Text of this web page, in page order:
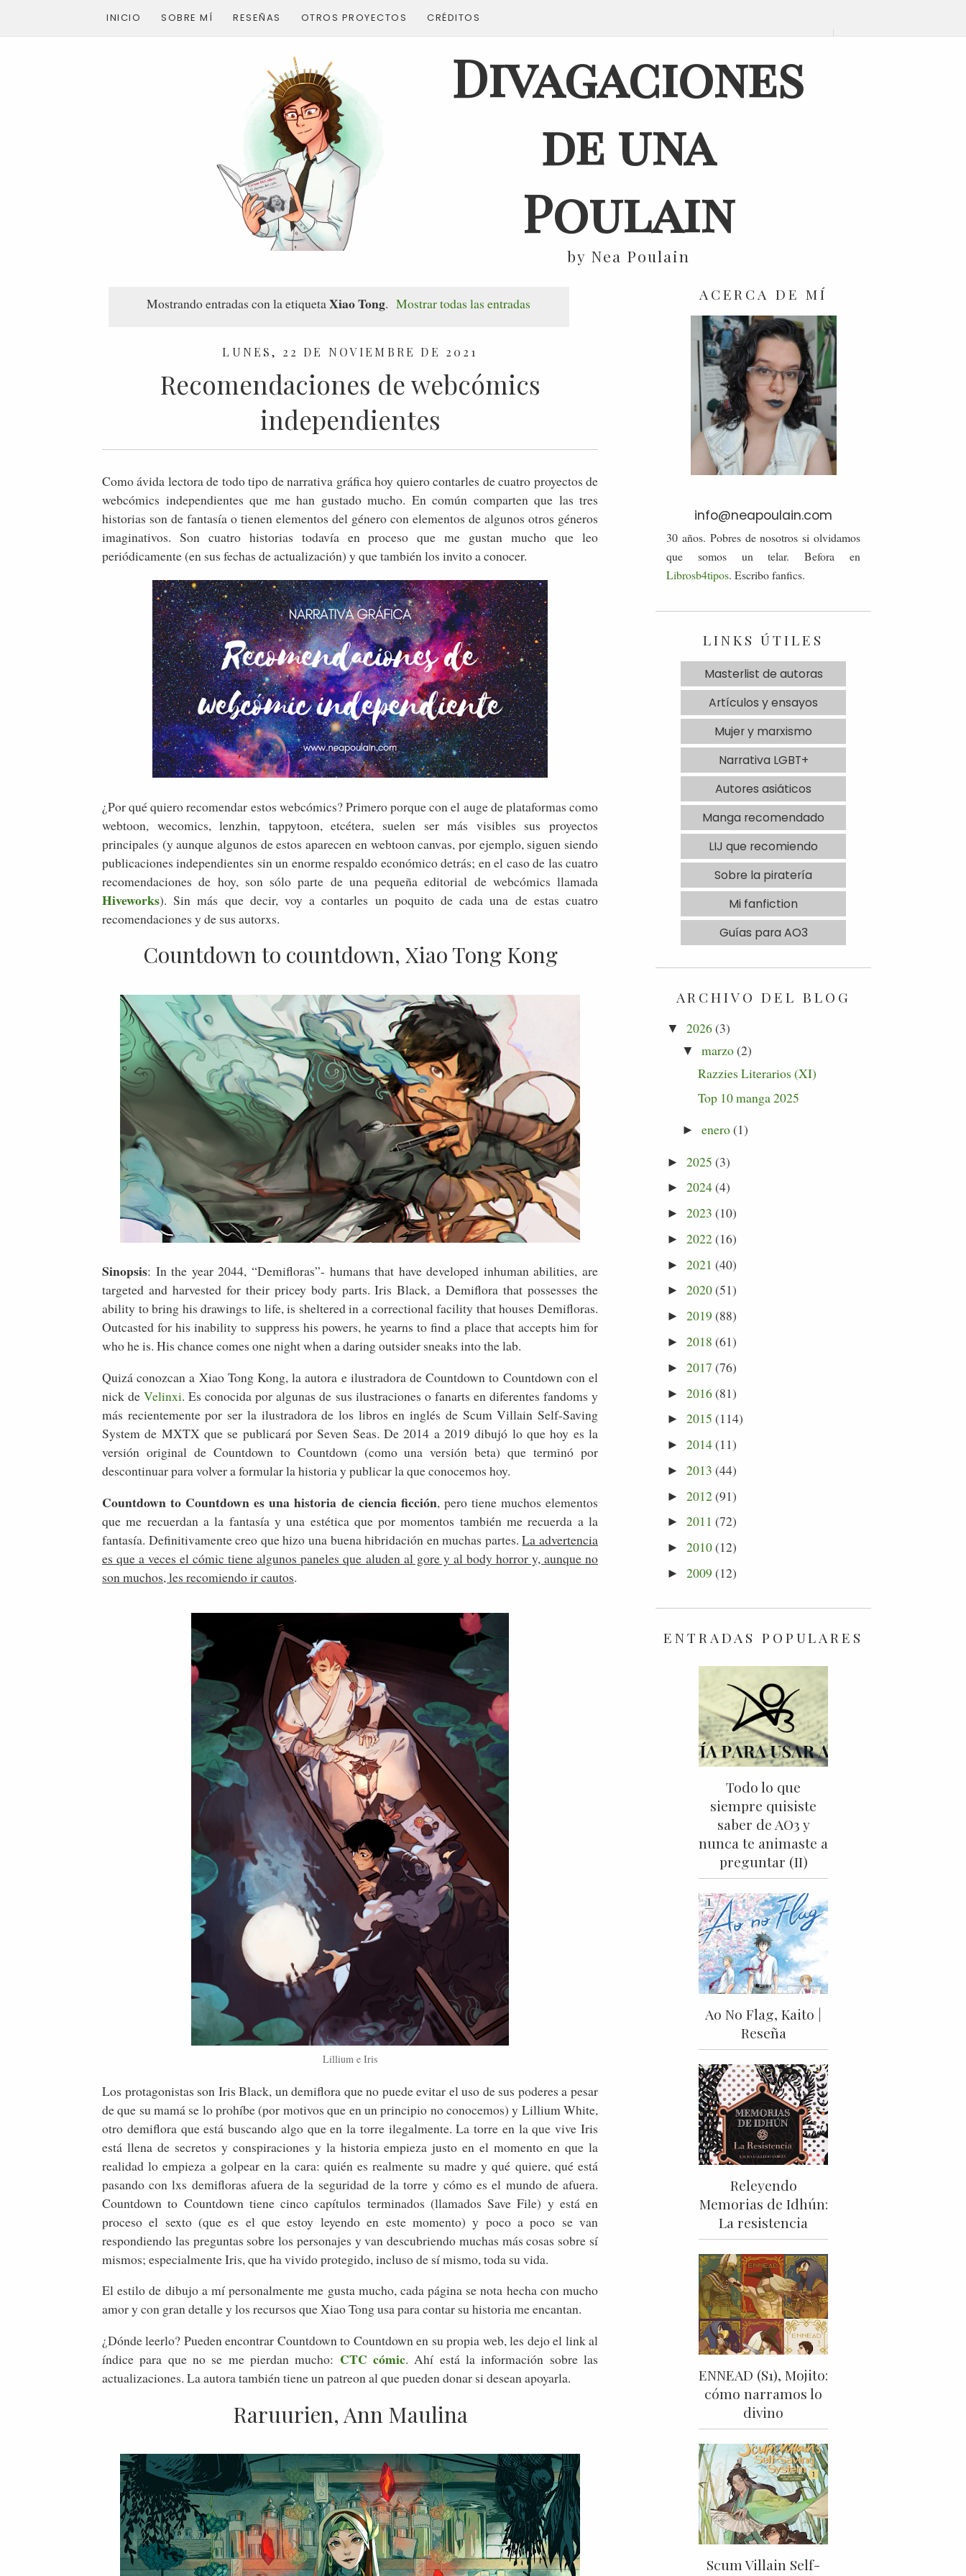
INICIO SOBRE MÍ RESEÑAS OTROS PROYECTOS CRÉDITOS
Divagaciones
de una
Poulain
by Nea Poulain
Mostrando entradas con la etiquetaXiao Tong. Mostrar todas las entradas
LUNES, 22 DE NOVIEMBRE DE 2021
Recomendaciones de webcómics
independientes
Como ávida lectora de todo tipo de narrativa gráfica hoy quiero contarles de cuatro proyectos de
webcómics independientes que me han gustado mucho. En común comparten que las tres
historias son de fantasía o tienen elementos del género con elementos de algunos otros géneros
imaginativos. Son cuatro historias todavía en proceso que me gustan mucho que leo
periódicamente (en sus fechas de actualización) y que también los invito a conocer.
¿Por qué quiero recomendar estos webcómics? Primero porque con el auge de plataformas como
webtoon, wecomics, lenzhin, tappytoon, etcétera, suelen ser más visibles sus proyectos
principales (y aunque algunos de estos aparecen en webtoon canvas, por ejemplo, siguen siendo
publicaciones independientes sin un enorme respaldo económico detrás; en el caso de las cuatro
recomendaciones de hoy, son sólo parte de una pequeña editorial de webcómics llamada
Hiveworks). Sin más que decir, voy a contarles un poquito de cada una de estas cuatro
recomendaciones y de sus autorxs.
Countdown to countdown, Xiao Tong Kong
Sinopsis: In the year 2044, “Demifloras”- humans that have developed inhuman abilities, are
targeted and harvested for their pricey body parts. Iris Black, a Demiflora that possesses the
ability to bring his drawings to life, is sheltered in a correctional facility that houses Demifloras.
Outcasted for his inability to suppress his powers, he yearns to find a place that accepts him for
who he is. His chance comes one night when a daring outsider sneaks into the lab.
Quizá conozcan a Xiao Tong Kong, la autora e ilustradora de Countdown to Countdown con el
nick deVelinxi. Es conocida por algunas de sus ilustraciones o fanarts en diferentes fandoms y
más recientemente por ser la ilustradora de los libros en inglés de Scum Villain Self-Saving
System de MXTX que se publicará por Seven Seas. De 2014 a 2019 dibujó lo que hoy es la
versión original de Countdown to Countdown (como una versión beta) que terminó por
descontinuar para volver a formular la historia y publicar la que conocemos hoy.
Countdown to Countdown es una historia de ciencia ficción, pero tiene muchos elementos
que me recuerdan a la fantasía y una estética que por momentos también me recuerda a la
fantasía. Definitivamente creo que hizo una buena hibridación en muchas partes.La advertencia
es que a veces el cómic tiene algunos paneles que aluden al gore y al body horror y, aunque no
son muchos, les recomiendo ir cautos.
Lillium e Iris
Los protagonistas son Iris Black, un demiflora que no puede evitar el uso de sus poderes a pesar
de que su mamá se lo prohíbe (por motivos que en un principio no conocemos) y Lillium White,
otro demiflora que está buscando algo que en la torre ilegalmente. La torre en la que vive Iris
está llena de secretos y conspiraciones y la historia empieza justo en el momento en que la
realidad lo empieza a golpear en la cara: quién es realmente su madre y qué quiere, qué está
pasando con lxs demifloras afuera de la seguridad de la torre y cómo es el mundo de afuera.
Countdown to Countdown tiene cinco capítulos terminados (llamados Save File) y está en
proceso el sexto (que es el que estoy leyendo en este momento) y poco a poco se van
respondiendo las preguntas sobre los personajes y van descubriendo muchas más cosas sobre sí
mismos; especialmente Iris, que ha vivido protegido, incluso de sí mismo, toda su vida.
El estilo de dibujo a mí personalmente me gusta mucho, cada página se nota hecha con mucho
amor y con gran detalle y los recursos que Xiao Tong usa para contar su historia me encantan.
¿Dónde leerlo? Pueden encontrar Countdown to Countdown en su propia web, les dejo el link al
índice para que no se me pierdan mucho: CTC cómic. Ahí está la información sobre las
actualizaciones. La autora también tiene un patreon al que pueden donar si desean apoyarla.
Raruurien, Ann Maulina
ACERCA DE MÍ
info@neapoulain.com
30 años. Pobres de nosotros si olvidamos
que somos un telar. Befora en
Librosb4tipos. Escribo fanfics.
LINKS ÚTILES
Masterlist de autoras
Artículos y ensayos
Mujer y marxismo
Narrativa LGBT+
Autores asiáticos
Manga recomendado
LIJ que recomiendo
Sobre la piratería
Mi fanfiction
Guías para AO3
ARCHIVO DEL BLOG
▼ 2026(3)
▼ marzo(2)
Razzies Literarios (XI)
Top 10 manga 2025
►enero(1)
► 2025 (3)
► 2024(4)
► 2023 (10)
► 2022(16)
► 2021 (40)
► 2020(51)
► 2019 (88)
► 2018 (61)
► 2017 (76)
► 2016(81)
► 2015 (114)
► 2014(11)
► 2013 (44)
► 2012(91)
► 2011 (72)
► 2010(12)
► 2009 (12)
ENTRADAS POPULARES
Todo lo que
siempre quisiste
saber de AO3 y
nunca te animaste a
preguntar (II)
Ao No Flag, Kaito |
Reseña
Releyendo
Memorias de Idhún:
La resistencia
ENNEAD (S1), Mojito:
cómo narramos lo
divino
Scum Villain Self-